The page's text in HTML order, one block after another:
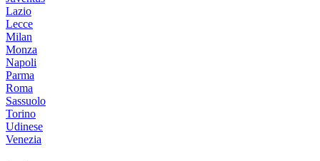
Lazio
Lecce
Milan
Monza
Napoli
Parma
Roma
Sassuolo
Torino
Udinese
Venezia